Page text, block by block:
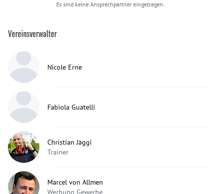
Es sind keine Ansprechpartner eingetragen.
Vereinsverwalter
Nicole Erne
Fabiola Guatelli
Christian Jäggi
Trainer
Marcel von Allmen
Werbung Gewerbe